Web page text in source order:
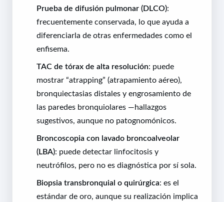
Prueba de difusión pulmonar (DLCO):
frecuentemente conservada, lo que ayuda a
diferenciarla de otras enfermedades como el
enfisema.
TAC de tórax de alta resolución: puede
mostrar “atrapping” (atrapamiento aéreo),
bronquiectasias distales y engrosamiento de
las paredes bronquiolares —hallazgos
sugestivos, aunque no patognomónicos.
Broncoscopia con lavado broncoalveolar
(LBA): puede detectar linfocitosis y
neutrófilos, pero no es diagnóstica por sí sola.
Biopsia transbronquial o quirúrgica: es el
estándar de oro, aunque su realización implica